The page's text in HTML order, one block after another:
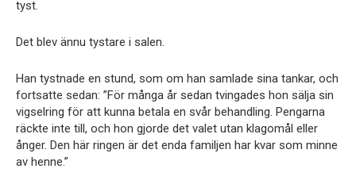
tyst.
Det blev ännu tystare i salen.
Han tystnade en stund, som om han samlade sina tankar, och
fortsatte sedan: ”För många år sedan tvingades hon sälja sin
vigselring för att kunna betala en svår behandling. Pengarna
räckte inte till, och hon gjorde det valet utan klagomål eller
ånger. Den här ringen är det enda familjen har kvar som minne
av henne.”